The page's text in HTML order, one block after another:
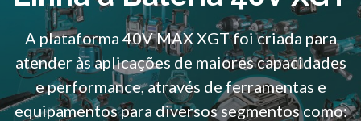
A plataforma 40V MAX XGT foi criada para
atender às aplicações de maiores capacidades
e performance, através de ferramentas e
equipamentos para diversos segmentos como: